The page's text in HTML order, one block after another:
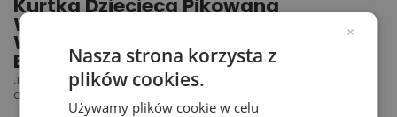
Kurtka Dziecieca Pikowana
Wodoodporna
Wiatroszczelna RT233J -
Black & Black
Junior Soft Padded Jacket | nr art.: RT233J | nr
art. producenta: R233J
×
Nasza strona korzysta z
plików cookies.
Używamy plików cookie w celu